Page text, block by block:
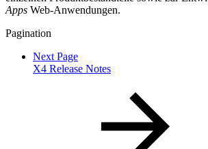
Apps Web-Anwendungen.
Pagination
Next Page
X4 Release Notes